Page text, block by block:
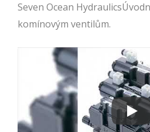
Seven Ocean
komínovým ventilům.